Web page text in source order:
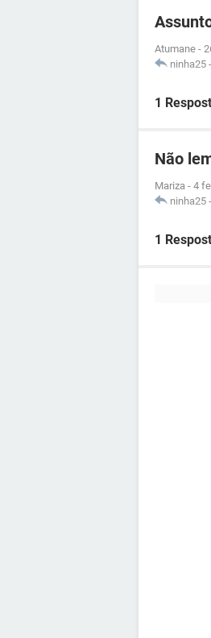
Atumane -
ninha25 -
1
Não
Mariza - 4
ninha25 -
1